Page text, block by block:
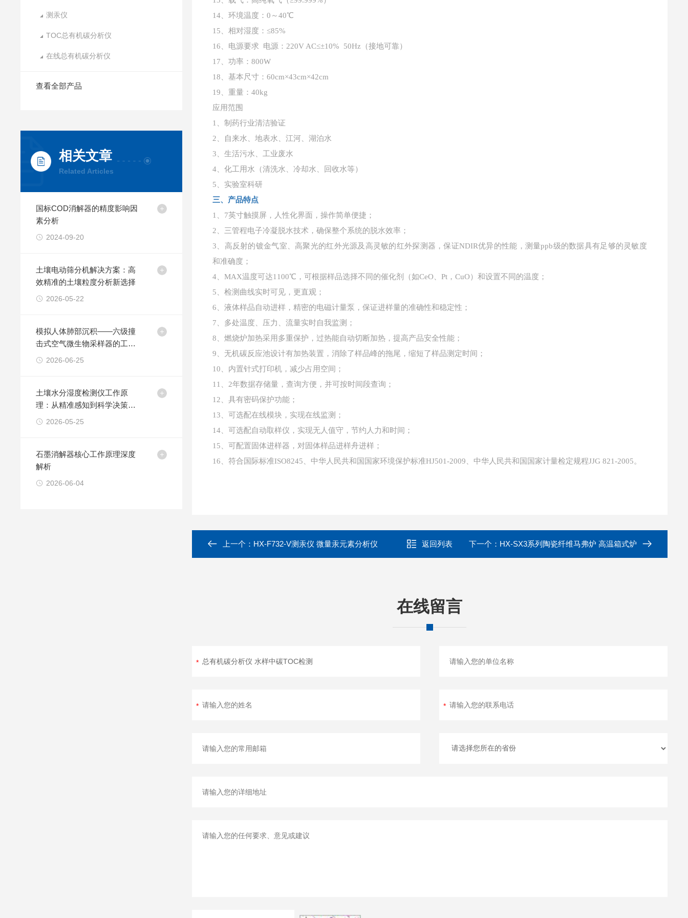
测汞仪
TOC总有机碳分析仪
在线总有机碳分析仪
查看全部产品
相关文章
Related Articles
国标COD消解器的精度影响因
素分析
2024-09-20
土壤电动筛分机解决方案：高
效精准的土壤粒度分析新选择
2026-05-22
模拟人体肺部沉积——六级撞
击式空气微生物采样器的工作
原理2026-06-25
土壤水分湿度检测仪工作原
理：从精准感知到科学决策的
智能监测之道
2026-05-25
石墨消解器核心工作原理深度
解析
2026-06-04
14、环境温度：0～40℃
15、相对湿度：≤85%
16、电源要求 电源：220V AC≤±10% 50Hz（接地可靠）
17、功率：800W
18、基本尺寸：60cm×43cm×42cm
19、重量：40kg
应用范围
1、制药行业清洁验证
2、自来水、地表水、江河、湖泊水
3、生活污水、工业废水
4、化工用水（清洗水、冷却水、回收水等）
5、实验室科研
三、产品特点
1、7英寸触摸屏，人性化界面，操作简单便捷；
2、三管程电子冷凝脱水技术，确保整个系统的脱水效率；
3、高反射的镀金气室、高聚光的红外光源及高灵敏的红外探测器，保证NDIR优异的性能，测量ppb级的数据具有足够的灵敏度
和准确度；
4、MAX温度可达1100℃，可根据样品选择不同的催化剂（如CeO、Pt，CuO）和设置不同的温度；
5、检测曲线实时可见，更直观；
6、液体样品自动进样，精密的电磁计量泵，保证进样量的准确性和稳定性；
7、多处温度、压力、流量实时自我监测；
8、燃烧炉加热采用多重保护，过热能自动切断加热，提高产品安全性能；
9、无机碳反应池设计有加热装置，消除了样品峰的拖尾，缩短了样品测定时间；
10、内置针式打印机，减少占用空间；
11、2年数据存储量，查询方便，并可按时间段查询；
12、具有密码保护功能；
13、可选配在线模块，实现在线监测；
14、可选配自动取样仪，实现无人值守，节约人力和时间；
15、可配置固体进样器，对固体样品进样舟进样；
16、符合国际标准ISO8245、中华人民共和国国家环境保护标准HJ501-2009、中华人民共和国国家计量检定规程JJG 821-2005。
上一个： HX-F732-V测汞仪 微量汞元素分析仪 返回列表 下一个： HX-SX3系列陶瓷纤维马弗炉 高温箱式炉
在线留言